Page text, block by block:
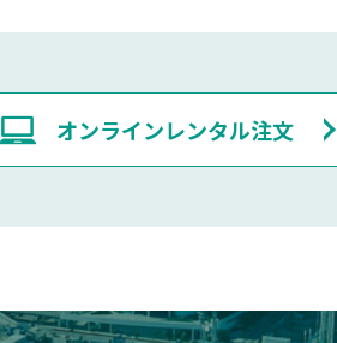
オンラインレンタル注文